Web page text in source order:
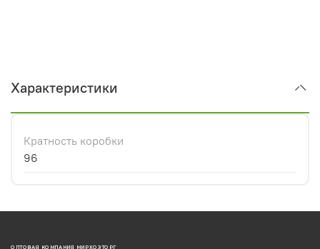
Характеристики
Кратность коробки
96
ОПТОВАЯ КОМПАНИЯ МИРХОЗТОРГ